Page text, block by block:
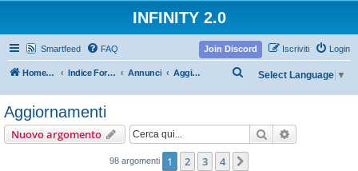
INFINITY 2.0
Smartfeed FAQ Login
Iscriviti
Join Discord
Home Infinity Indice Forum Annunci Aggiornamenti Select Language ▼
Aggiornamenti
Nuovo argomento Cerca
98 argomenti 1 2 3 4